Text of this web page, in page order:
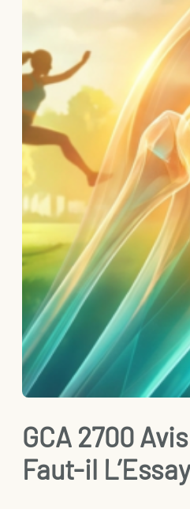
GCA 2700
Faut-il